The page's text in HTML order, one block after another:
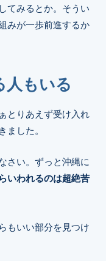
てみるとか。そうい
みが一歩前進するか
もいる
とりあえず受け入れ
した。
さい。ずっと沖縄に
いわれるのは超絶苦
もいい部分を見つけ